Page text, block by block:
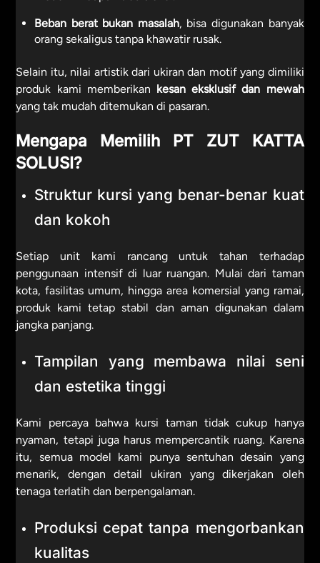
Beban berat bukan masalah, bisa digunakan banyak
orang sekaligus tanpa khawatir rusak.
Selain itu, nilai artistik dari ukiran dan motif yang dimiliki
produk kami memberikan kesan eksklusif dan mewah
yang tak mudah ditemukan di pasaran.
Mengapa Memilih PT ZUT KATTA
SOLUSI?
Struktur kursi yang benar-benar kuat
dan kokoh
Setiap unit kami rancang untuk tahan terhadap
penggunaan intensif di luar ruangan. Mulai dari taman
kota, fasilitas umum, hingga area komersial yang ramai,
produk kami tetap stabil dan aman digunakan dalam
jangka panjang.
Tampilan yang membawa nilai seni
dan estetika tinggi
Kami percaya bahwa kursi taman tidak cukup hanya
nyaman, tetapi juga harus mempercantik ruang. Karena
itu, semua model kami punya sentuhan desain yang
menarik, dengan detail ukiran yang dikerjakan oleh
tenaga terlatih dan berpengalaman.
Produksi cepat tanpa mengorbankan
kualitas